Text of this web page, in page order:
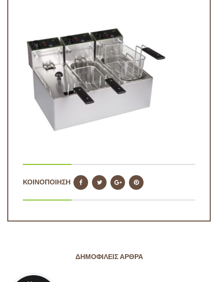
ΚΟΙΝΟΠΟΙΗΣΗ
ΔΗΜΟΦΙΛΕΊΣ ΆΡΘΡΑ